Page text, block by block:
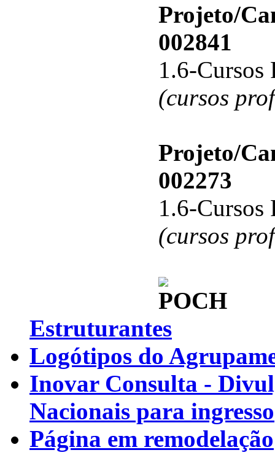
Projeto/
002841
1.6-Cursos
(cursos
Projeto/
002273
1.6-Cursos
(cursos
Estruturantes
Logótipos do
Inovar Consulta -
Nacionais para ingresso
Página em remodelação